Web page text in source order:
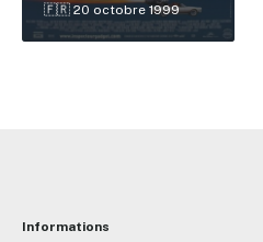
🇫🇷 20 octobre 1999
Informations